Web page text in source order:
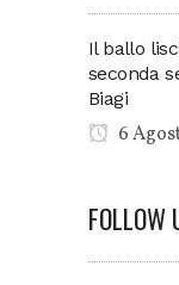
Il ballo
seconda
Biagi
6
FOLLOW